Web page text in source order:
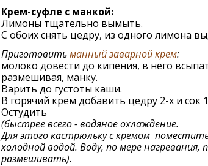
Крем-суфле с манкой:
Лимоны тщательно вымыть.
С обоих снять цедру, из одного лимона
Приготовитьманный заварной крем:
молоко довести до кипения, в него
размешивая, манку.
Варить до густоты каши.
В горячий крем добавить цедру 2-х и сок
Остудить
(быстрее всего - водяное охлаждение.
Для этого кастрюльку с кремом
холодной водой. Воду, по мере нагревания,
размешивать).